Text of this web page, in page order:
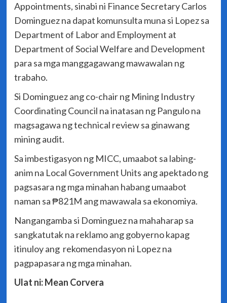
Appointments, sinabi ni Finance Secretary Carlos
Dominguez na dapat komunsulta muna si Lopez sa
Department of Labor and Employment at
Department of Social Welfare and Development
para sa mga manggagawang mawawalan ng
trabaho.
Si Dominguez ang co-chair ng Mining Industry
Coordinating Council na inatasan ng Pangulo na
magsagawa ng technical review sa ginawang
mining audit.
Sa imbestigasyon ng MICC, umaabot sa labing-
anim na Local Government Units ang apektado ng
pagsasara ng mga minahan habang umaabot
naman sa ₱821M ang mawawala sa ekonomiya.
Nangangamba si Dominguez na mahaharap sa
sangkatutak na reklamo ang gobyerno kapag
itinuloy ang rekomendasyon ni Lopez na
pagpapasara ng mga minahan.
Ulat ni: Mean Corvera